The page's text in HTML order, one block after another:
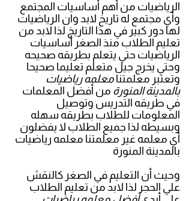
الرياضيات من أهم أساسيات المجتمع
وأي مجتمع له تاريخ لابد وان الرياضيات
لها دور كبير في هذا التاريخ لذا لابد من
تعليم الطلاب منذ الصغر أساسيات
الرياضيات حتي يتعلم بطريقه صحيحه
وحتي يخرج جيل متعلم تعليما صحيحا
وتعتبر معلمتنا معلمه رياضيات
بالمدينة المنورة من أفضل المعلمات
في طريقه التدريس وتوصيل
المعلومات للطلاب بطريقه سهله
وبسيطه لذا جميع الطلاب لا يفضلون
أي معلمه غير معلمتنا معلمه رياضيات
بالمدينة المنورة
وحيث أن التعليم في الصغر كالنقش
علي الحجر لذا لابد من تعليم الطلاب